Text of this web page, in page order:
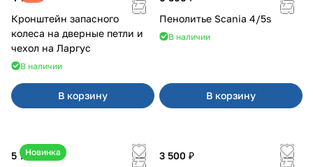
Кронштейн запасного
колеса на дверные петли и
чехол на Ларгус
В наличии
В корзину
Пенолитье Scania 4/5s
В наличии
В корзину
Новинка
5 700 ₽
3 500 ₽